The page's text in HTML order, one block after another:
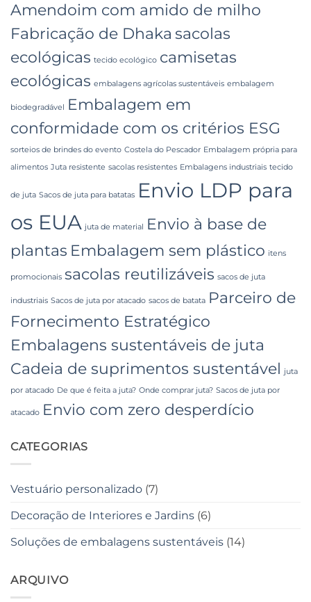
Amendoim com amido de milho
Fabricação de Dhaka sacolas
ecológicas tecido ecológico camisetas
ecológicas embalagens agrícolas sustentáveis embalagem
biodegradável
Embalagem em
conformidade com os critérios ESG
sorteios de brindes do evento Costela do Pescador Embalagem própria para
alimentos Juta resistente sacolas resistentes Embalagens industriais tecido
de juta Sacos de juta para batatas Envio LDP para
os EUA juta de material
Envio à base de
plantas Embalagem sem plástico itens
promocionais sacolas reutilizáveis sacos de juta
industriais Sacos de juta por atacado sacos de batata Parceiro de
Fornecimento Estratégico
Embalagens sustentáveis ​​de juta
Cadeia de suprimentos sustentável juta
por atacado De que é feita a juta? Onde comprar juta? Sacos de juta por
atacado Envio com zero desperdício
CATEGORIAS
Vestuário personalizado (7)
Decoração de Interiores e Jardins (6)
Soluções de embalagens sustentáveis (14)
ARQUIVO